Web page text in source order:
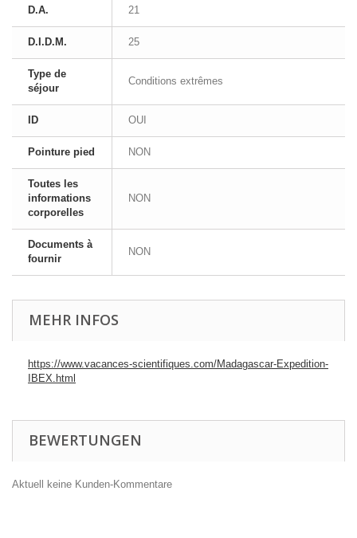
D.A. 21
D.I.D.M. 25
Type de
séjour
Conditions extrêmes
ID OUI
Pointure pied NON
Toutes les
informations
corporelles
NON
Documents à
fournir
NON
MEHR INFOS
https://www.vacances-scientifiques.com/Madagascar-Expedition-
IBEX.html
BEWERTUNGEN
Aktuell keine Kunden-Kommentare